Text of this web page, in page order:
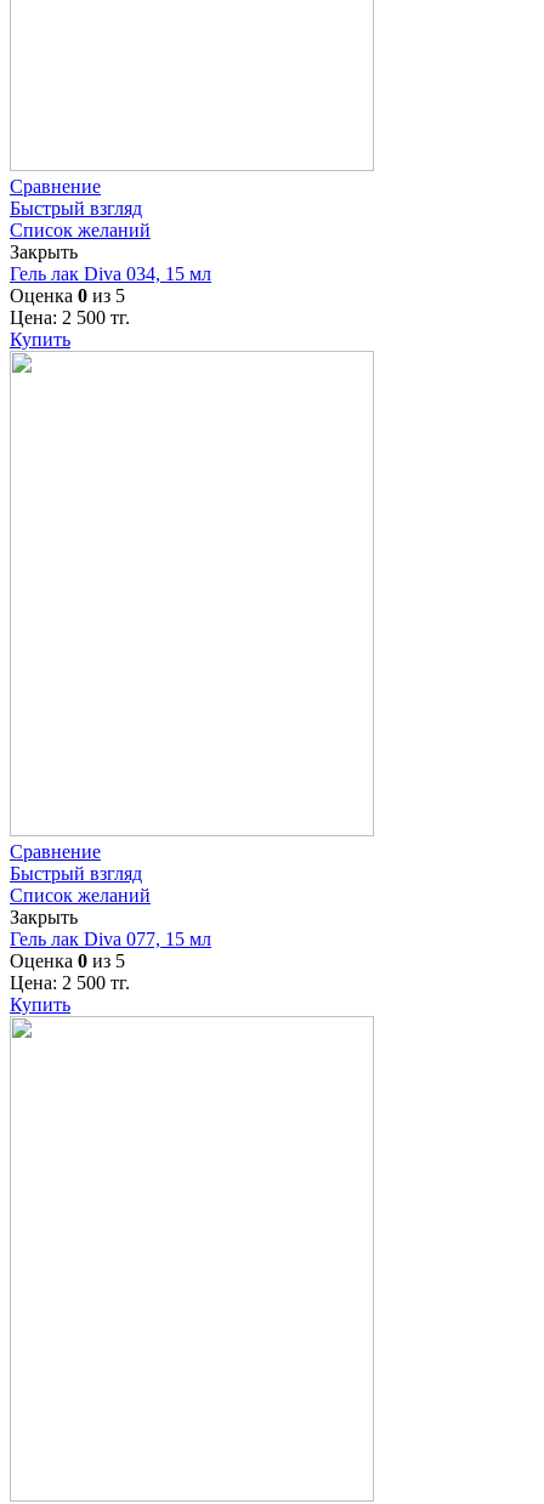
Сравнение
Быстрый взгляд
Список желаний
Закрыть
Гель лак Diva 034, 15 мл
Оценка 0 из 5
Цена: 2 500 тг.
Купить
Сравнение
Быстрый взгляд
Список желаний
Закрыть
Гель лак Diva 077, 15 мл
Оценка 0 из 5
Цена: 2 500 тг.
Купить